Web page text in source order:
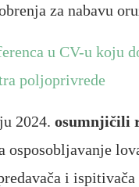
za nabavu
u CV-u
poljoprivrede
2024. osumnjičili
osposobljavanje
i